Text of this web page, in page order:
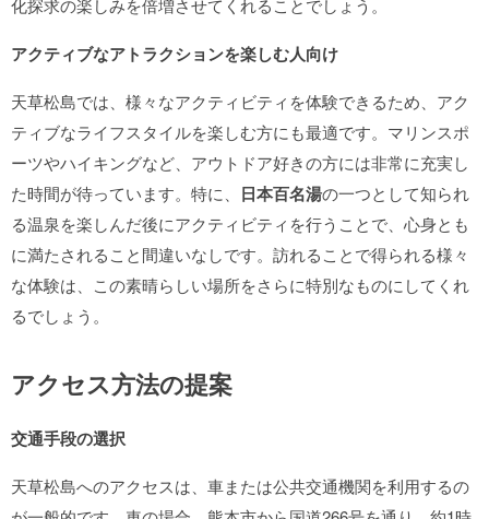
化探求の楽しみを倍増させてくれることでしょう。
アクティブなアトラクションを楽しむ人向け
天草松島では、様々なアクティビティを体験できるため、アク
ティブなライフスタイルを楽しむ方にも最適です。マリンスポ
ーツやハイキングなど、アウトドア好きの方には非常に充実し
た時間が待っています。特に、 日本百名湯の一つとして知られ
る温泉を楽しんだ後にアクティビティを行うことで、心身とも
に満たされること間違いなしです。訪れることで得られる様々
な体験は、この素晴らしい場所をさらに特別なものにしてくれ
るでしょう。
アクセス方法の提案
交通手段の選択
天草松島へのアクセスは、車または公共交通機関を利用するの